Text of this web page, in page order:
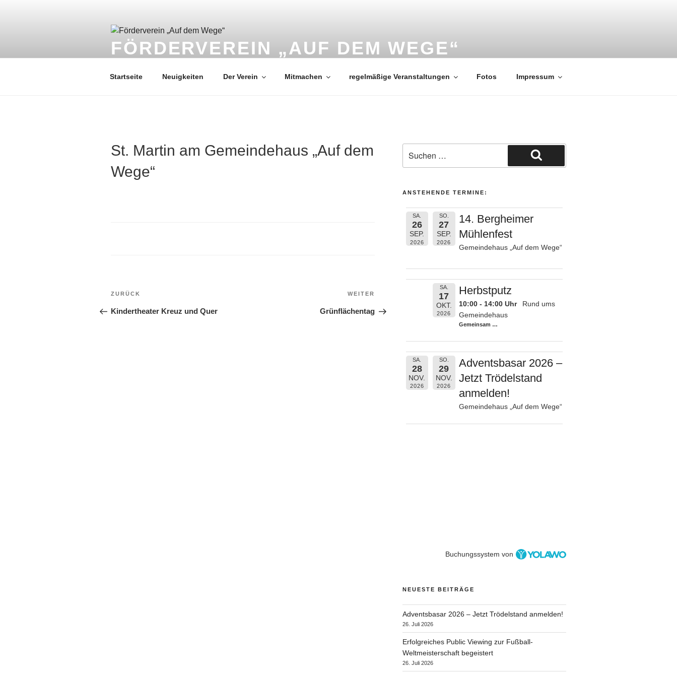
FÖRDERVEREIN „AUF DEM WEGE“
Startseite Neuigkeiten Der Verein Mitmachen regelmäßige Veranstaltungen Fotos Impressum
St. Martin am Gemeindehaus „Auf dem
Wege“
Beitragsnavigation
Vorheriger
ZURÜCK
Kindertheater Kreuz und Quer
WEITER
Grünflächentag
nach:
Suchen
ANSTEHENDE TERMINE:
SA.
26
SEP.
2026
SO.
27
SEP.
2026
14. Bergheimer
Mühlenfest
Gemeindehaus „Auf dem Wege“
SA.
17
OKT.
2026
Herbstputz
10:00 - 14:00 Uhr
Rund ums
Gemeindehaus
Gemeinsam …
SA.
28
NOV.
2026
SO.
29
NOV.
2026
Adventsbasar 2026 –
Jetzt Trödelstand
anmelden!
Gemeindehaus „Auf dem Wege“
Buchungssystem von
NEUESTE BEITRÄGE
Adventsbasar 2026 – Jetzt Trödelstand anmelden!
26. Juli 2026
Erfolgreiches Public Viewing zur Fußball-
Weltmeisterschaft begeistert
26. Juli 2026